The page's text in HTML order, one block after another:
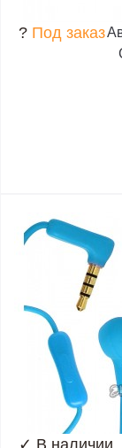
? Под заказ
✓ В наличии